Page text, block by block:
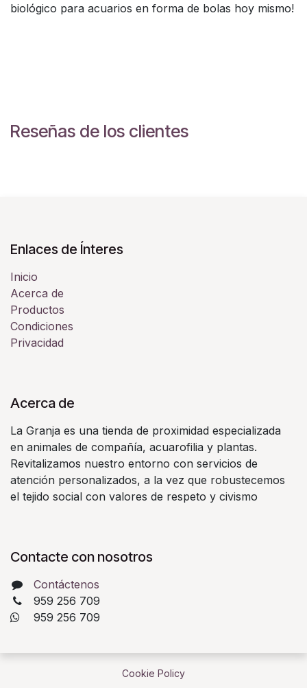
biológico para acuarios en forma de bolas hoy mismo!
Reseñas de los clientes
Enlaces de Ínteres
Inicio
Acerca de
Productos
Condiciones
Privacidad
Acerca de
La Granja es una tienda de proximidad especializada
en animales de compañía, acuarofilia y plantas.
Revitalizamos nuestro entorno con servicios de
atención personalizados, a la vez que robustecemos
el tejido social con valores de respeto y civismo
Contacte con nosotros
Contáctenos
959 256 709
​ 959 256 709
Cookie Policy